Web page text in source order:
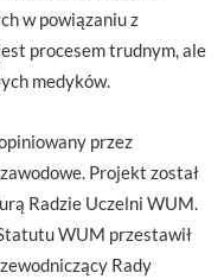
w powiązaniu z
procesem trudnym, ale
medyków.
przez
Projekt został
Radzie Uczelni WUM.
WUM przestawił
Rady